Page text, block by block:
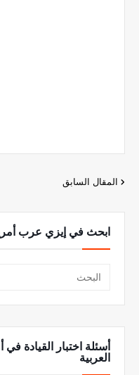
المقال السابق
ابحث في إيزي عرب
أسئلة اختبار القيادة في
العربية